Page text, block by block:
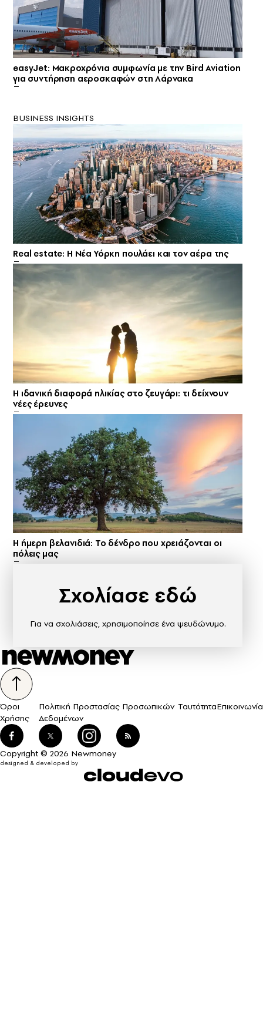
easyJet: Μακροχρόνια συμφωνία με την Bird Aviation
για συντήρηση αεροσκαφών στη Λάρνακα
BUSINESS INSIGHTS
Real estate: H Νέα Υόρκη πουλάει και τον αέρα της
Η ιδανική διαφορά ηλικίας στο ζευγάρι: τι δείχνουν
νέες έρευνες
Η ήμερη βελανιδιά: Το δένδρο που χρειάζονται οι
πόλεις μας
Σχολίασε εδώ
Για να σχολιάσεις, χρησιμοποίησε ένα ψευδώνυμο.
Όροι
Χρήσης
Πολιτική Προστασίας Προσωπικών
Δεδομένων
ΤαυτότηταΕπικοινωνία
Copyright © 2026 Newmoney
designed & developed by